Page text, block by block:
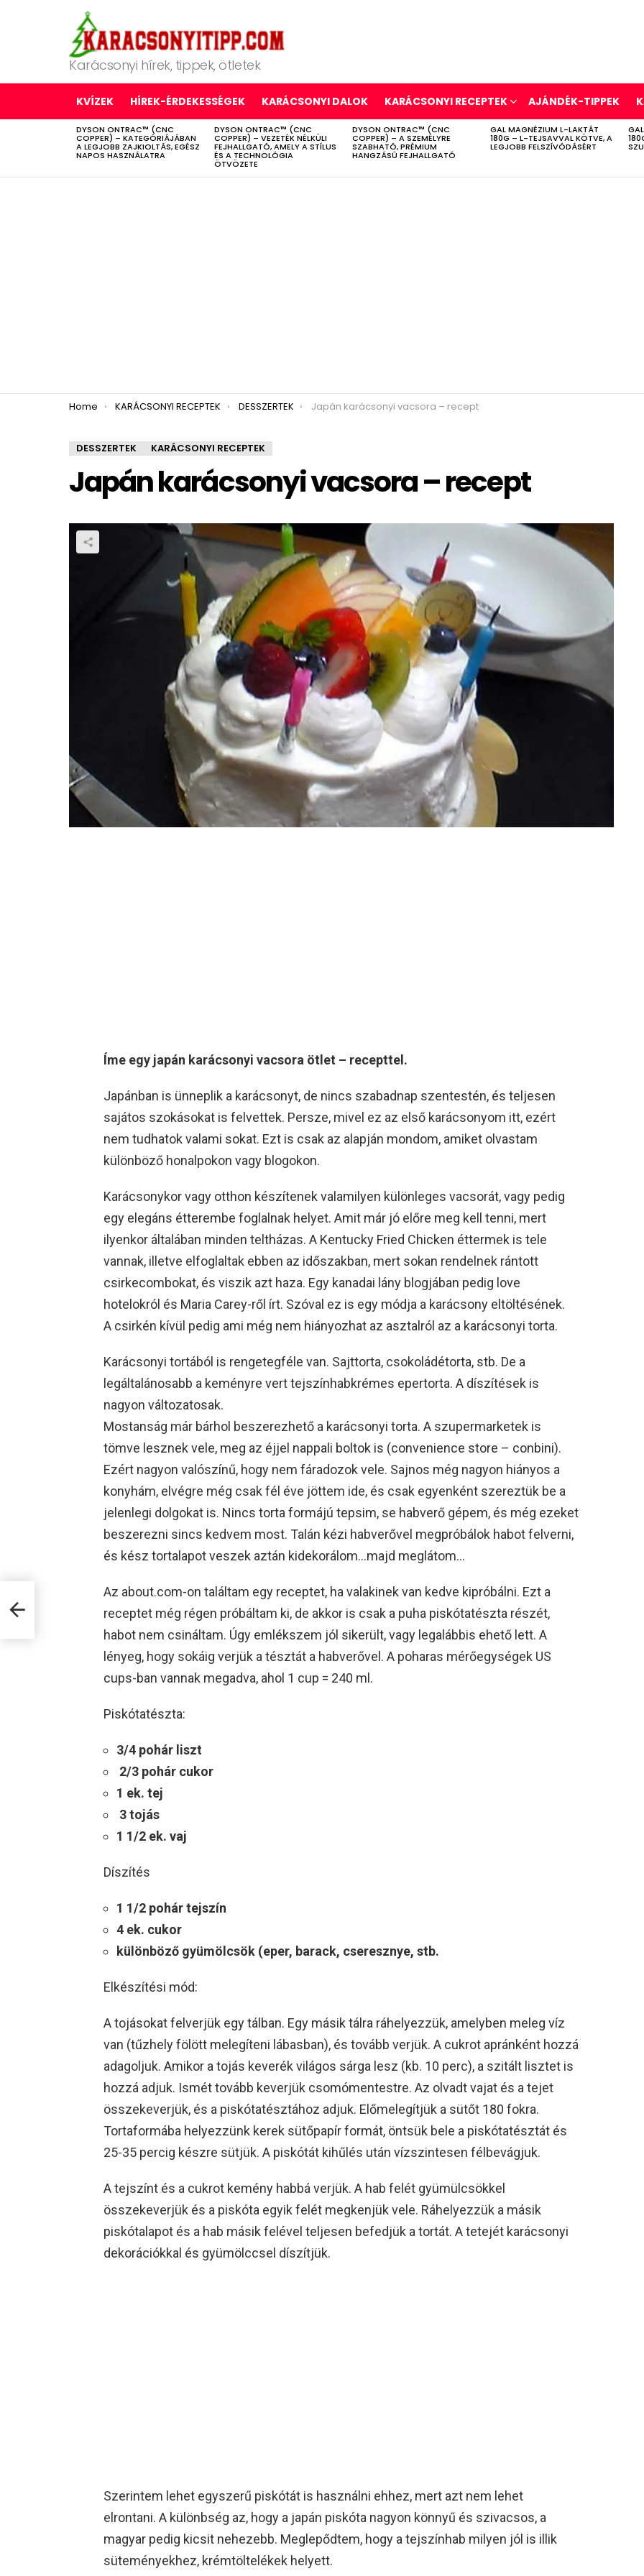
Karácsonyi hírek, tippek, ötletek
KVÍZEK HÍREK-ÉRDEKESSÉGEK KARÁCSONYI DALOK KARÁCSONYI RECEPTEK AJÁNDÉK-TIPPEK
LATEST
STORIES
DYSON ONTRAC™ (CNC
COPPER) – KATEGÓRIÁJÁBAN
A LEGJOBB ZAJKIOLTÁS, EGÉSZ
NAPOS HASZNÁLATRA
DYSON ONTRAC™ (CNC
COPPER) – VEZETÉK NÉLKÜLI
FEJHALLGATÓ, AMELY A STÍLUS
ÉS A TECHNOLÓGIA
ÖTVÖZETE
DYSON ONTRAC™ (CNC
COPPER) – A SZEMÉLYRE
SZABHATÓ, PRÉMIUM
HANGZÁSÚ FEJHALLGATÓ
GAL MAGNÉZIUM L-LAKTÁT
180G – L-TEJSAVVAL KÖTVE, A
LEGJOBB FELSZÍVÓDÁSÉRT
You are here:
Home KARÁCSONYI RECEPTEK DESSZERTEK Japán karácsonyi vacsora – recept
DESSZERTEK KARÁCSONYI RECEPTEK
Japán karácsonyi vacsora – recept
Íme egy japán karácsonyi vacsora ötlet – recepttel.
Japánban is ünneplik a karácsonyt, de nincs szabadnap szentestén, és teljesen
sajátos szokásokat is felvettek. Persze, mivel ez az első karácsonyom itt, ezért
nem tudhatok valami sokat. Ezt is csak az alapján mondom, amiket olvastam
különböző honalpokon vagy blogokon.
Karácsonykor vagy otthon készítenek valamilyen különleges vacsorát, vagy pedig
egy elegáns étterembe foglalnak helyet. Amit már jó előre meg kell tenni, mert
ilyenkor általában minden teltházas. A Kentucky Fried Chicken éttermek is tele
vannak, illetve elfoglaltak ebben az időszakban, mert sokan rendelnek rántott
csirkecombokat, és viszik azt haza. Egy kanadai lány blogjában pedig love
hotelokról és Maria Carey-ről írt. Szóval ez is egy módja a karácsony eltöltésének.
A csirkén kívül pedig ami még nem hiányozhat az asztalról az a karácsonyi torta.
Karácsonyi tortából is rengetegféle van. Sajttorta, csokoládétorta, stb. De a
legáltalánosabb a keményre vert tejszínhabkrémes epertorta. A díszítések is
nagyon változatosak.
Mostanság már bárhol beszerezhető a karácsonyi torta. A szupermarketek is
tömve lesznek vele, meg az éjjel nappali boltok is (convenience store – conbini).
Ezért nagyon valószínű, hogy nem fáradozok vele. Sajnos még nagyon hiányos a
konyhám, elvégre még csak fél éve jöttem ide, és csak egyenként szereztük be a
jelenlegi dolgokat is. Nincs torta formájú tepsim, se habverő gépem, és még ezeket
beszerezni sincs kedvem most. Talán kézi habverővel megpróbálok habot felverni,
és kész tortalapot veszek aztán kidekorálom…majd meglátom…
Az about.com-on találtam egy receptet, ha valakinek van kedve kipróbálni. Ezt a
receptet még régen próbáltam ki, de akkor is csak a puha piskótatészta részét,
habot nem csináltam. Úgy emlékszem jól sikerült, vagy legalábbis ehető lett. A
lényeg, hogy sokáig verjük a tésztát a habverővel. A poharas mérőegységek US
cups-ban vannak megadva, ahol 1 cup = 240 ml.
Piskótatészta:
3/4 pohár liszt
2/3 pohár cukor
1 ek. tej
3 tojás
1 1/2 ek. vaj
Díszítés
1 1/2 pohár tejszín
4 ek. cukor
különböző gyümölcsök (eper, barack, cseresznye, stb.
Elkészítési mód:
A tojásokat felverjük egy tálban. Egy másik tálra ráhelyezzük, amelyben meleg víz
van (tűzhely fölött melegíteni lábasban), és tovább verjük. A cukrot apránként hozzá
adagoljuk. Amikor a tojás keverék világos sárga lesz (kb. 10 perc), a szitált lisztet is
hozzá adjuk. Ismét tovább keverjük csomómentestre. Az olvadt vajat és a tejet
összekeverjük, és a piskótatésztához adjuk. Előmelegítjük a sütőt 180 fokra.
Tortaformába helyezzünk kerek sütőpapír formát, öntsük bele a piskótatésztát és
25-35 percig készre sütjük. A piskótát kihűlés után vízszintesen félbevágjuk.
A tejszínt és a cukrot kemény habbá verjük. A hab felét gyümülcsökkel
összekeverjük és a piskóta egyik felét megkenjük vele. Ráhelyezzük a másik
piskótalapot és a hab másik felével teljesen befedjük a tortát. A tetejét karácsonyi
dekorációkkal és gyümölccsel díszítjük.
Szerintem lehet egyszerű piskótát is használni ehhez, mert azt nem lehet
elrontani. A különbség az, hogy a japán piskóta nagyon könnyű és szivacsos, a
magyar pedig kicsit nehezebb. Meglepődtem, hogy a tejszínhab milyen jól is illik
süteményekhez, krémtöltelékek helyett.